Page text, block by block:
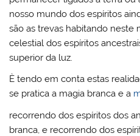
nosso mundo dos espíritos
são as trevas habitando neste
celestial dos espíritos
superior da luz.
È tendo em conta estas
se pratica a magia branca e a
recorrendo dos espíritos dos
branca, e recorrendo dos